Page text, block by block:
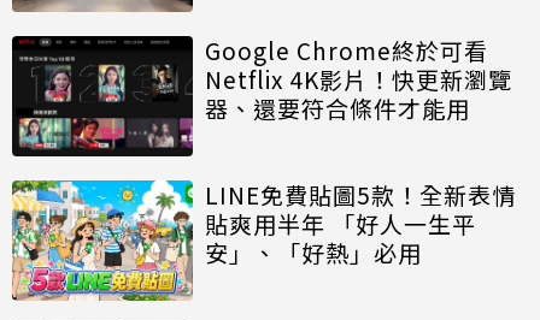
Google Chrome終於可看
Netflix 4K影片！快更新瀏覽
器、還要符合條件才能用
LINE免費貼圖5款！全新表情
貼爽用半年 「好人一生平
安」、「好熱」必用